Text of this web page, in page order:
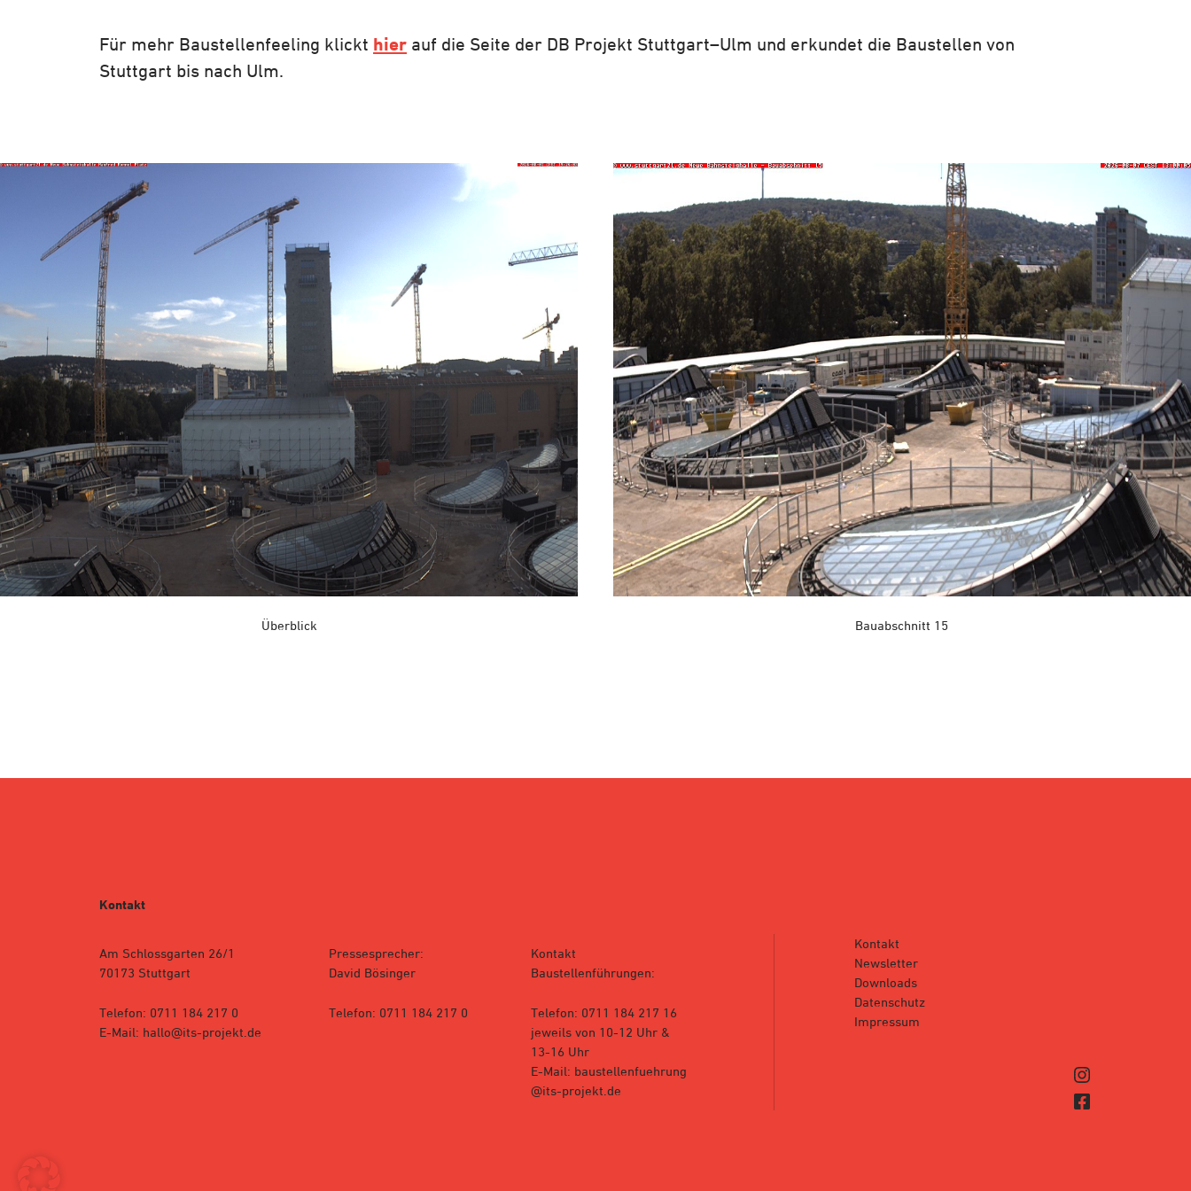
Für mehr Baustellenfeeling klickt hier auf die Seite der DB Projekt Stuttgart–Ulm und erkundet die Baustellen von
Stuttgart bis nach Ulm.
Überblick Bauabschnitt 15
Kontakt
Am Schlossgarten 26/1
70173 Stuttgart
Telefon: 0711 184 217 0
E-Mail: hallo@its-projekt.de
Pressesprecher:
David Bösinger
Telefon: 0711 184 217 0
Kontakt
Baustellenführungen:
Telefon: 0711 184 217 16
jeweils von 10-12 Uhr &
13-16 Uhr
E-Mail: baustellenfuehrung
@its-projekt.de
Kontakt
Newsletter
Downloads
Datenschutz
Impressum